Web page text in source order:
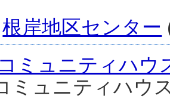
根岸地区センター
ミュニティハウ
ミュニティハウ